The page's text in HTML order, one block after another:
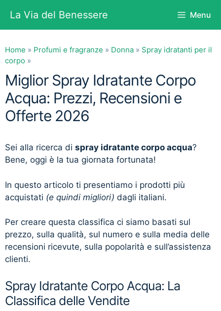
contenuto
La Via del Benessere Menu
Home » Profumi e fragranze » Donna » Spray idratanti per il
corpo »
Miglior Spray Idratante Corpo
Acqua: Prezzi, Recensioni e
Offerte 2026
Sei alla ricerca di spray idratante corpo acqua?
Bene, oggi è la tua giornata fortunata!
In questo articolo ti presentiamo i prodotti più
acquistati (e quindi migliori) dagli italiani.
Per creare questa classifica ci siamo basati sul
prezzo, sulla qualità, sul numero e sulla media delle
recensioni ricevute, sulla popolarità e sull’assistenza
clienti.
Spray Idratante Corpo Acqua: La
Classifica delle Vendite